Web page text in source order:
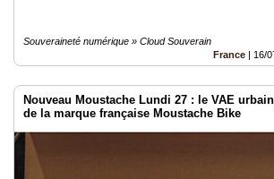
Souveraineté numérique » Cloud Souverain
France | 16/
Nouveau Moustache Lundi 27 : le VAE
de la marque française Moustache Bike